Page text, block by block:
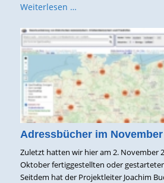
Weiterlesen …
Adressbücher im November
Zuletzt hatten wir hier am 2. November
Oktober fertiggestellten oder
Seitdem hat der Projektleiter Joachim